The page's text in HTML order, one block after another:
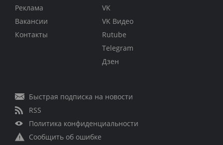
Реклама
Вакансии
Контакты
VK
VK Видео
Rutube
Telegram
Дзен
Быстрая подписка на новости
RSS
Политика конфиденциальности
Сообщить об ошибке